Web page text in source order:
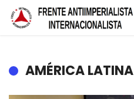
AMÉRICA LATINA